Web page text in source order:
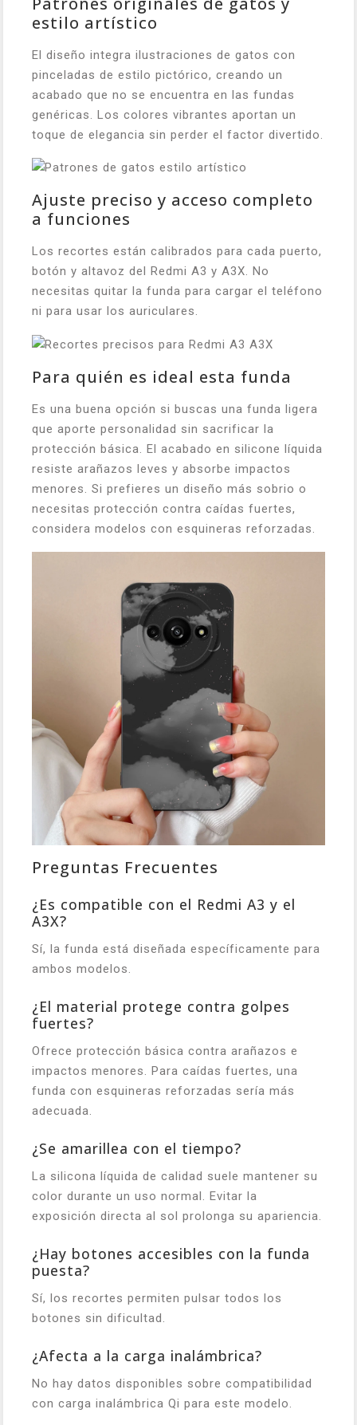
estilo artístico
El diseño integra ilustraciones de gatos con
pinceladas de estilo pictórico, creando un
acabado que no se encuentra en las fundas
genéricas. Los colores vibrantes aportan un
toque de elegancia sin perder el factor divertido.
Ajuste preciso y acceso completo
a funciones
Los recortes están calibrados para cada puerto,
botón y altavoz del Redmi A3 y A3X. No
necesitas quitar la funda para cargar el teléfono
ni para usar los auriculares.
Para quién es ideal esta funda
Es una buena opción si buscas una funda ligera
que aporte personalidad sin sacrificar la
protección básica. El acabado en silicone líquida
resiste arañazos leves y absorbe impactos
menores. Si prefieres un diseño más sobrio o
necesitas protección contra caídas fuertes,
considera modelos con esquineras reforzadas.
Preguntas Frecuentes
¿Es compatible con el Redmi A3 y el
A3X?
Sí, la funda está diseñada específicamente para
ambos modelos.
¿El material protege contra golpes
fuertes?
Ofrece protección básica contra arañazos e
impactos menores. Para caídas fuertes, una
funda con esquineras reforzadas sería más
adecuada.
¿Se amarillea con el tiempo?
La silicona líquida de calidad suele mantener su
color durante un uso normal. Evitar la
exposición directa al sol prolonga su apariencia.
¿Hay botones accesibles con la funda
puesta?
Sí, los recortes permiten pulsar todos los
botones sin dificultad.
¿Afecta a la carga inalámbrica?
No hay datos disponibles sobre compatibilidad
con carga inalámbrica Qi para este modelo.